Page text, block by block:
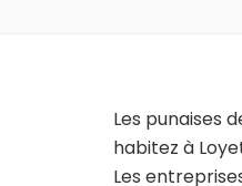
Les punaises
habitez à
Les